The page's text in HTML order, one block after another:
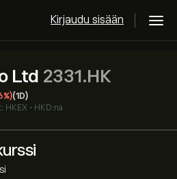
Kirjaudu sisään
Ltd 2331.HK
(1D)
HKEX • HKD:na